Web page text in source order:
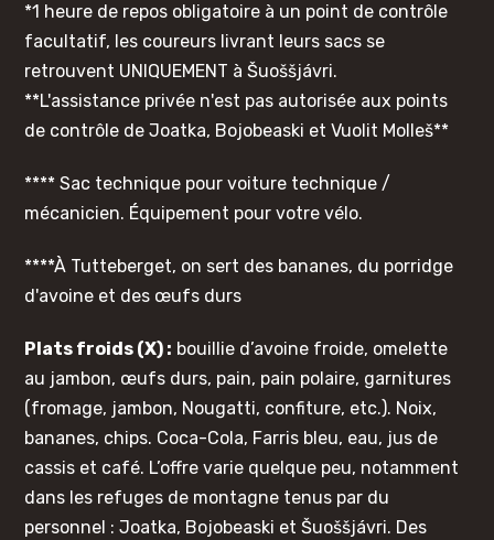
*1 heure de repos obligatoire à un point de contrôle
facultatif, les coureurs livrant leurs sacs se
retrouvent UNIQUEMENT à Šuoššjávri.
**L'assistance privée n'est pas autorisée aux points
de contrôle de Joatka, Bojobeaski et Vuolit Molleš**
**** Sac technique pour voiture technique /
mécanicien. Équipement pour votre vélo.
****À Tutteberget, on sert des bananes, du porridge
d'avoine et des œufs durs
Plats froids (X) : bouillie d’avoine froide, omelette
au jambon, œufs durs, pain, pain polaire, garnitures
(fromage, jambon, Nougatti, confiture, etc.). Noix,
bananes, chips. Coca-Cola, Farris bleu, eau, jus de
cassis et café. L’offre varie quelque peu, notamment
dans les refuges de montagne tenus par du
personnel : Joatka, Bojobeaski et Šuoššjávri. Des